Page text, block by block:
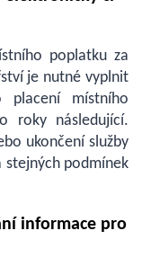
poplatku za
je nutné vyplnit
místního
roky následující.
ukončení služby
stejných podmínek
informace pro